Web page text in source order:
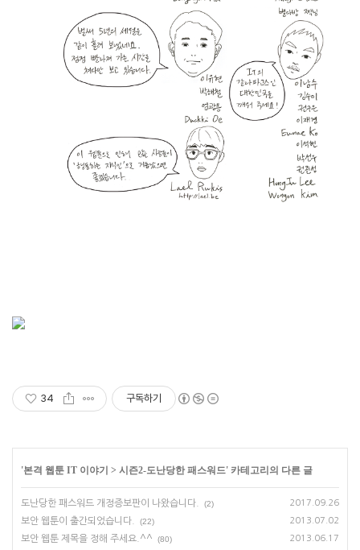
34 구독하기
'본격 웹툰 IT 이야기 > 시즌2-도난당한 패스워드' 카테고리의 다른 글
도난당한 패스워드 개정증보판이 나왔습니다. (2) 2017.09.26
보안 웹툰이 출간되었습니다. (22) 2013.07.02
보안 웹툰 제목을 정해 주세요.^^ (80) 2013.06.17